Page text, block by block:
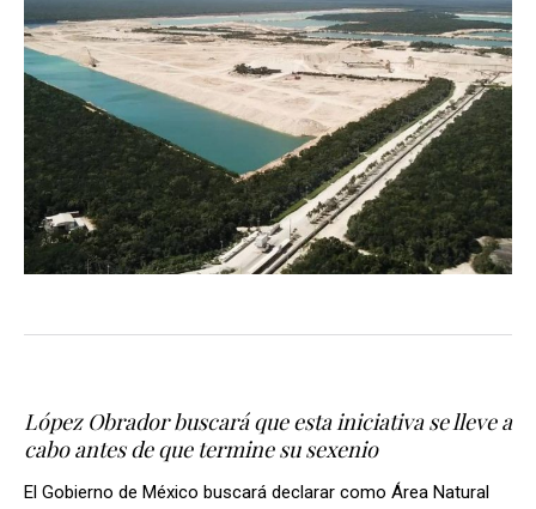
López Obrador buscará que esta iniciativa se lleve a
cabo antes de que termine su sexenio
El Gobierno de México buscará declarar como Área Natural